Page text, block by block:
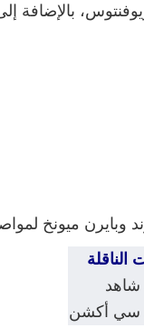
بالإضافة
وبايرن ميونخ
الناقلة
سي أكشن